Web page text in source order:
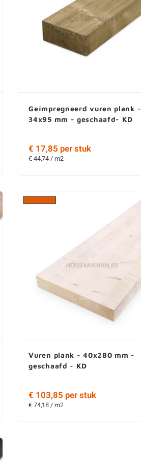
Geïmpregneerd vuren plank -
34x95 mm - geschaafd- KD
€ 17,85 per stuk
€ 44,74 / m2
Vuren plank - 40x280 mm -
geschaafd - KD
€ 103,85 per stuk
€ 74,18 / m2